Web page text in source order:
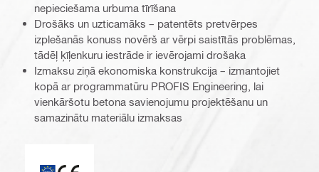
nepieciešama urbuma tīrīšana
Drošāks un uzticamāks – patentēts pretvērpes
izplešanās konuss novērš ar vērpi saistītās problēmas,
tādēļ ķīļenkuru iestrāde ir ievērojami drošaka
Izmaksu ziņā ekonomiska konstrukcija – izmantojiet
kopā ar programmatūru PROFIS Engineering, lai
vienkāršotu betona savienojumu projektēšanu un
samazinātu materiālu izmaksas